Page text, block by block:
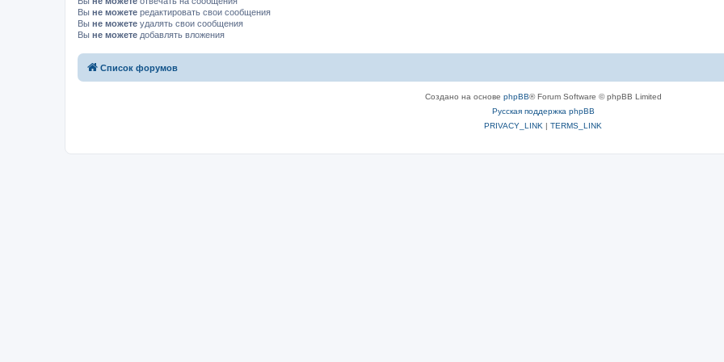
Вы не можете редактировать свои сообщения
Вы не можете удалять свои сообщения
Вы не можете добавлять вложения
Список форумов
Создано на основе phpBB® Forum Software © phpBB Limited
Русская поддержка phpBB
PRIVACY_LINK | TERMS_LINK